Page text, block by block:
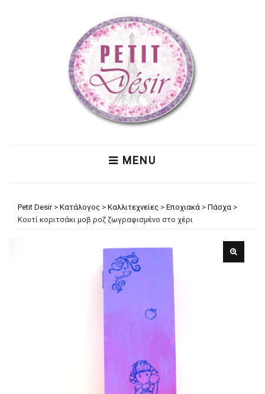
MENU
Petit Desir> Κατάλογος > Καλλιτεχνείες > Εποχιακά > Πάσχα >
Κουτί κοριτσάκι μοβ ροζ ζωγραφισμένο στο χέρι